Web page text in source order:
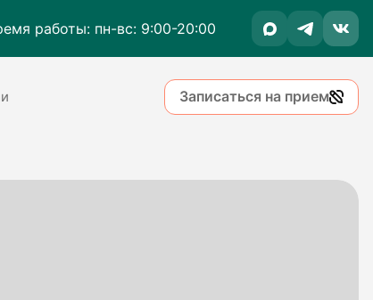
работы: пн-вс: 9:00-20:00
Записаться на прием